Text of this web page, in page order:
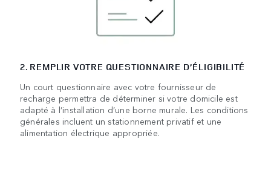
2. REMPLIR VOTRE QUESTIONNAIRE D’ÉLIGIBILITÉ
Un court questionnaire avec votre fournisseur de
recharge permettra de déterminer si votre domicile est
adapté à l’installation d’une borne murale. Les conditions
générales incluent un stationnement privatif et une
alimentation électrique appropriée.